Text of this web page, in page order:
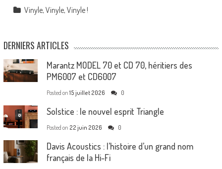
Vinyle, Vinyle, Vinyle !
DERNIERS ARTICLES
Marantz MODEL 70 et CD 70, héritiers des
PM6007 et CD6007
Posted on 15 juillet 2026 0
Solstice : le nouvel esprit Triangle
Posted on 22 juin 2026 0
Davis Acoustics : l’histoire d’un grand nom
français de la Hi-Fi